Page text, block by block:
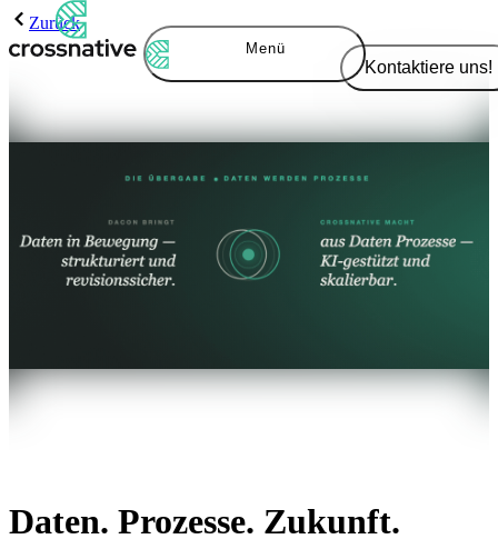
Kontaktiere uns!
Menü
Zurück
Daten. Prozesse. Zukunft.